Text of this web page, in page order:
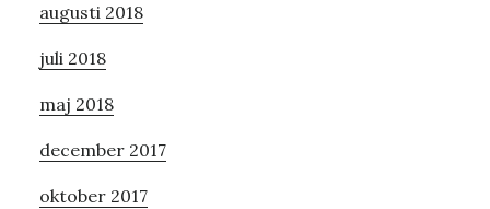
augusti 2018
juli 2018
maj 2018
december 2017
oktober 2017